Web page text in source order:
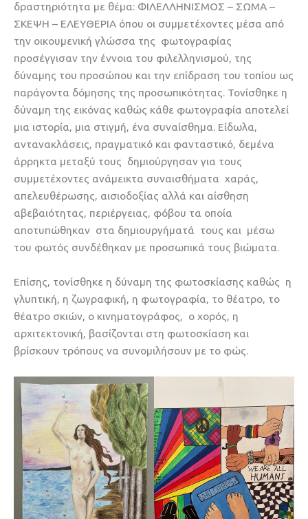
δραστηριότητα με θέμα: ΦΙΛΕΛΛΗΝΙΣΜΟΣ – ΣΩΜΑ –
ΣΚΕΨΗ – ΕΛΕΥΘΕΡΙΑ όπου οι συμμετέχοντες μέσα από
την οικουμενική γλώσσα της φωτογραφίας
προσέγγισαν την έννοια του φιλελληνισμού, της
δύναμης του προσώπου και την επίδραση του τοπίου ως
παράγοντα δόμησης της προσωπικότητας. Τονίσθηκε η
δύναμη της εικόνας καθώς κάθε φωτογραφία αποτελεί
μια ιστορία, μια στιγμή, ένα συναίσθημα. Είδωλα,
αντανακλάσεις, πραγματικό και φανταστικό, δεμένα
άρρηκτα μεταξύ τους δημιούργησαν για τους
συμμετέχοντες ανάμεικτα συναισθήματα χαράς,
απελευθέρωσης, αισιοδοξίας αλλά και αίσθηση
αβεβαιότητας, περιέργειας, φόβου τα οποία
αποτυπώθηκαν στα δημιουργήματά τους και μέσω
του φωτός συνδέθηκαν με προσωπικά τους βιώματα.
Επίσης, τονίσθηκε η δύναμη της φωτοσκίασης καθώς η
γλυπτική, η ζωγραφική, η φωτογραφία, το θέατρο, το
θέατρο σκιών, ο κινηματογράφος, ο χορός, η
αρχιτεκτονική, βασίζονται στη φωτοσκίαση και
βρίσκουν τρόπους να συνομιλήσουν με το φώς.